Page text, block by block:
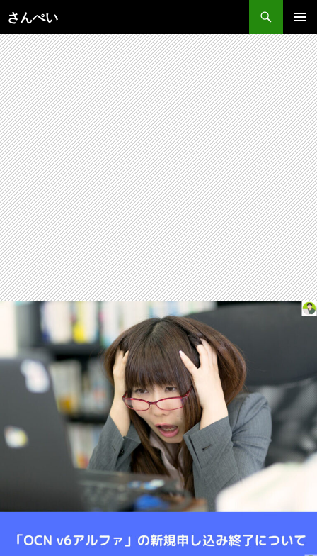
ン
テ
ン
ツ
へ
ス
キ
ッ
プ
さんぺい
メインメ
ニュー